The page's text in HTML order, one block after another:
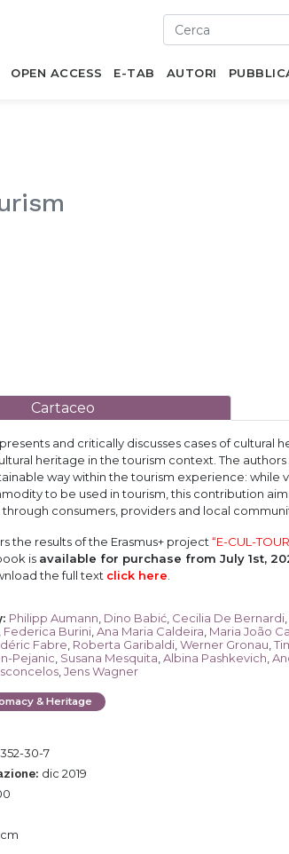
OPEN ACCESS E-TAB AUTORI
Cartaceo
and critically discusses cases of
heritage in the tourism context. The
way within the tourism experience: while
to be used in tourism, this contribution
consumers, providers and local
the results of the Erasmus+ project “E-CUL-
is available for purchase from July 1st,
the full text click here
: Philipp Aumann Dino Babić Cecilia De Bernardi
Federica Burini Ana Maria Caldeira Maria João
Fabre Roberta Garibaldi Werner Gronau
Pejanic Susana Mesquita Albina Pashkevich
Jens Wagner
& Heritage
30-7
dic 2019
cm